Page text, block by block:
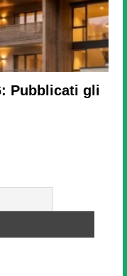
Pubblicati gli
di questo sito